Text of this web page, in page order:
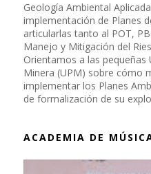
Geología Ambiental
implementación de Planes
articularlas tanto al POT,
Manejo y Mitigación del
Orientamos a las pequeñas
Minera (UPM) sobre cómo
implementar los Planes
de formalización de su
ACADEMIA DE